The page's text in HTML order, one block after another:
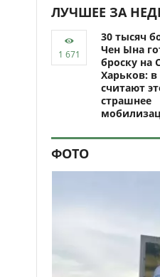
ЛУЧШЕЕ ЗА
30 тысяч
Чен Ына
броску на
Харьков:
считают
страшнее
ФОТО